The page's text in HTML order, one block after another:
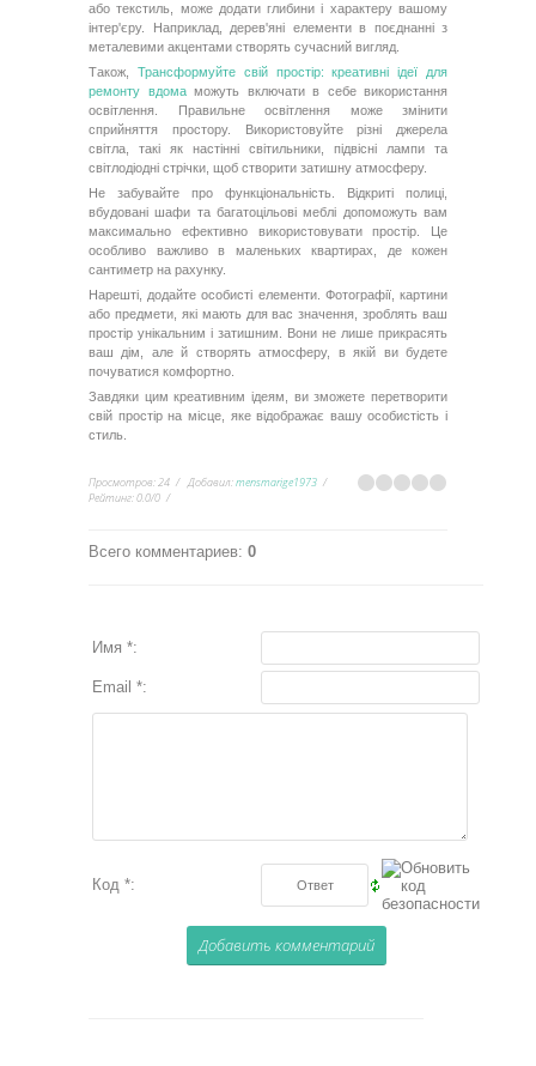
або текстиль, може додати глибини і характеру вашому
інтер'єру. Наприклад, дерев'яні елементи в поєднанні з
металевими акцентами створять сучасний вигляд.
Також, Трансформуйте свій простір: креативні ідеї для
ремонту вдомаможуть включати в себе використання
освітлення. Правильне освітлення може змінити
сприйняття простору. Використовуйте різні джерела
світла, такі як настінні світильники, підвісні лампи та
світлодіодні стрічки, щоб створити затишну атмосферу.
Не забувайте про функціональність. Відкриті полиці,
вбудовані шафи та багатоцільові меблі допоможуть вам
максимально ефективно використовувати простір. Це
особливо важливо в маленьких квартирах, де кожен
сантиметр на рахунку.
Нарешті, додайте особисті елементи. Фотографії, картини
або предмети, які мають для вас значення, зроблять ваш
простір унікальним і затишним. Вони не лише прикрасять
ваш дім, але й створять атмосферу, в якій ви будете
почуватися комфортно.
Завдяки цим креативним ідеям, ви зможете перетворити
свій простір на місце, яке відображає вашу особистість і
стиль.
Просмотров:24 Добавил:mensmarige1973
Рейтинг:0.0/0
Всего комментариев: 0
Имя *:
Email *:
Код *: